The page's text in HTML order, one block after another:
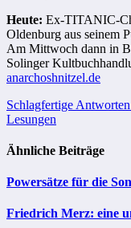
Heute: Ex-TITANIC-
Oldenburg aus seinem
Am Mittwoch dann in
Solinger
anarchoshnitzel.de
Schlagfertige
Lesungen
Ähnliche Beiträge
Powersätze für die
Friedrich Merz: eine